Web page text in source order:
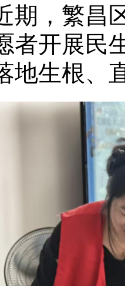
期，繁昌
者开展民
地生根、